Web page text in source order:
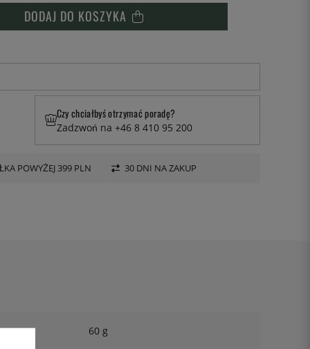
DODAJ DO KOSZYKA
Czy chciałbyś otrzymać poradę?
Zadzwoń na +46 8 410 95 200
POWYŻEJ 399 PLN 30 DNI NA ZAKUP
60 g